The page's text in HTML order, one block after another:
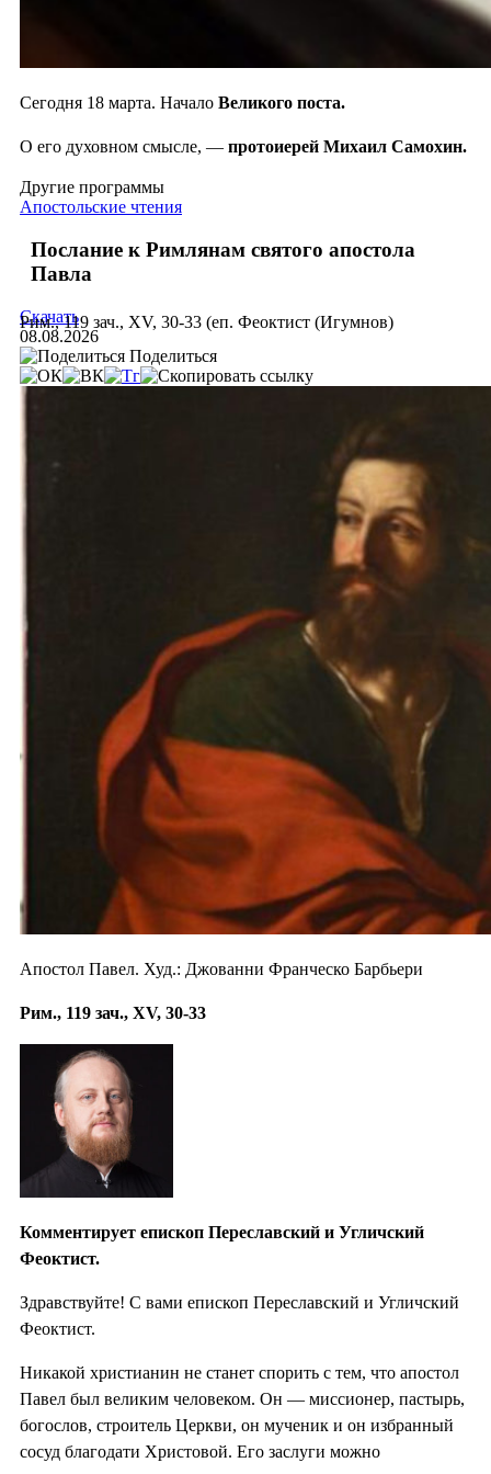
Сегодня 18 марта. Начало Великого поста.
О его духовном смысле, — протоиерей Михаил Самохин.
Другие программы
Апостольские чтения
Послание к Римлянам святого апостола
Павла
Рим., 119 зач., XV, 30-33 (еп. Феоктист (Игумнов)
Скачать
08.08.2026
Поделиться
Апостол Павел. Худ.: Джованни Франческо Барбьери
Рим., 119 зач., XV, 30-33
Комментирует епископ Переславский и Угличский
Феоктист.
Здравствуйте! С вами епископ Переславский и Угличский
Феоктист.
Никакой христианин не станет спорить с тем, что апостол
Павел был великим человеком. Он — миссионер, пастырь,
богослов, строитель Церкви, он мученик и он избранный
сосуд благодати Христовой. Его заслуги можно